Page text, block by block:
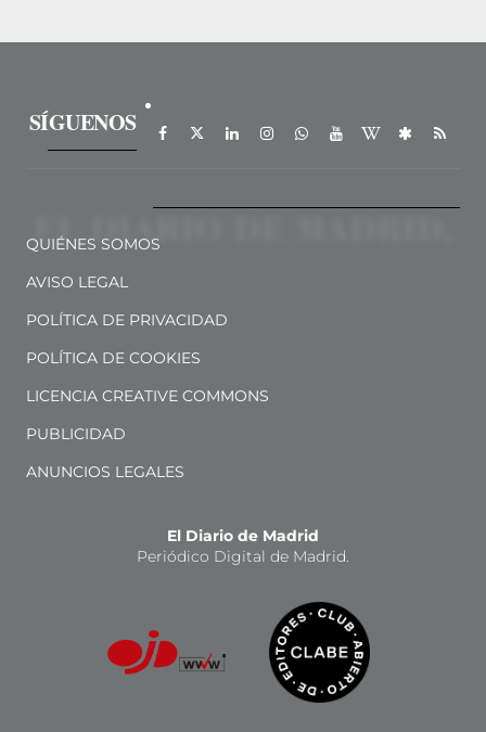
SÍGUENOS
QUIÉNES SOMOS
AVISO LEGAL
POLÍTICA DE PRIVACIDAD
POLÍTICA DE COOKIES
LICENCIA CREATIVE COMMONS
PUBLICIDAD
ANUNCIOS LEGALES
El Diario de Madrid
Periódico Digital de Madrid.